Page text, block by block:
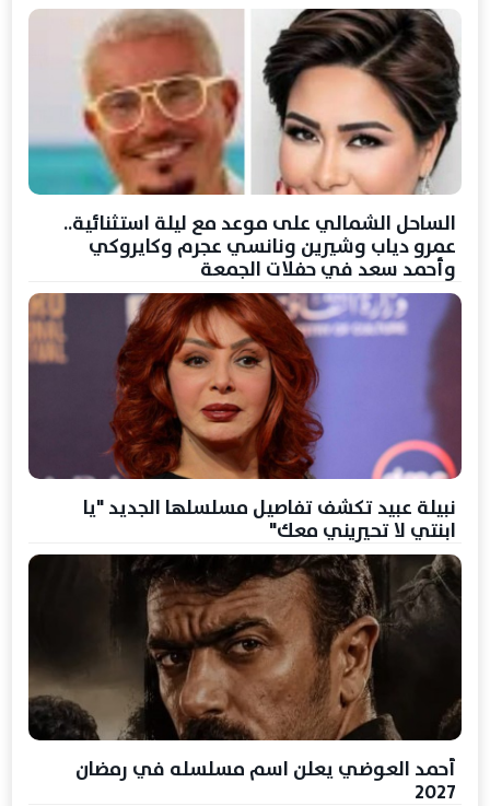
الساحل الشمالي على موعد مع ليلة استثنائية..
عمرو دياب وشيرين ونانسي عجرم وكايروكي
وأحمد سعد في حفلات الجمعة
نبيلة عبيد تكشف تفاصيل مسلسلها الجديد "يا
ابنتي لا تحيريني معك"
أحمد العوضي يعلن اسم مسلسله في رمضان
2027